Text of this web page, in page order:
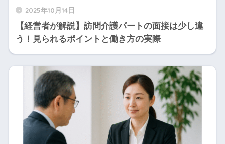
2025年10月14日
【経営者が解説】訪問介護パートの面接は少し違
う！見られるポイントと働き方の実際